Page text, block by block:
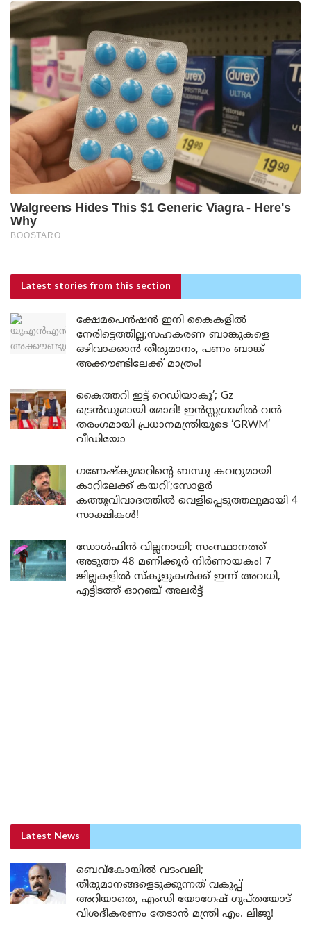
Latest stories from this section
ക്ഷേമപെൻഷൻ ഇനി കൈകളിൽ
നേരിട്ടെത്തില്ല;സഹകരണ ബാങ്കുകളെ
ഒഴിവാക്കാൻ തീരുമാനം, പണം ബാങ്ക്
അക്കൗണ്ടിലേക്ക് മാത്രം!
കൈത്തറി ഇട്ട് റെഡിയാകൂ’; Gz
ട്രെൻഡുമായി മോദി! ഇൻസ്റ്റഗ്രാമിൽ വൻ
തരംഗമായി പ്രധാനമന്ത്രിയുടെ ‘GRWM’
വീഡിയോ
ഗണേഷ്കുമാറിന്റെ ബന്ധു കവറുമായി
കാറിലേക്ക് കയറി’;സോളർ
കത്തുവിവാദത്തിൽ വെളിപ്പെടുത്തലുമായി 4
സാക്ഷികൾ!
ഡോൾഫിൻ വില്ലനായി; സംസ്ഥാനത്ത്
അടുത്ത 48 മണിക്കൂർ നിർണായകം! 7
ജില്ലകളിൽ സ്കൂളുകൾക്ക് ഇന്ന് അവധി,
എട്ടിടത്ത് ഓറഞ്ച് അലർട്ട്
Latest News
ബെവ്കോയിൽ വടംവലി;
തീരുമാനങ്ങളെടുക്കുന്നത് വകുപ്പ്
അറിയാതെ, എംഡി യോഗേഷ് ഗുപ്തയോട്
വിശദീകരണം തേടാൻ മന്ത്രി എം. ലിജു!